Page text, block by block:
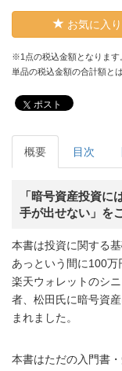
お気に入り
※1点の税込金額となります
単品の税込金額の合計額と
ポスト
概要 目次
「暗号資産投資
手が出せない」を
本書は投資に関する
あっという間に100万
楽天ウォレットのシ
者、松田氏に暗号資
まれました。
本書はただの入門書